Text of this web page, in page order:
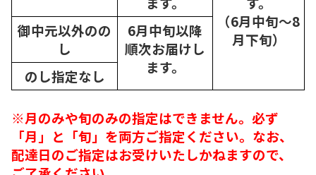
（6月中旬～8
月下旬）
御中元以外のの
し
6月中旬以降
順次お届けし
ます。
のし指定なし
※月のみや旬のみの指定はできません。必ず
「月」と「旬」を両方ご指定ください。なお、
配達日のご指定はお受けいたしかねますので、